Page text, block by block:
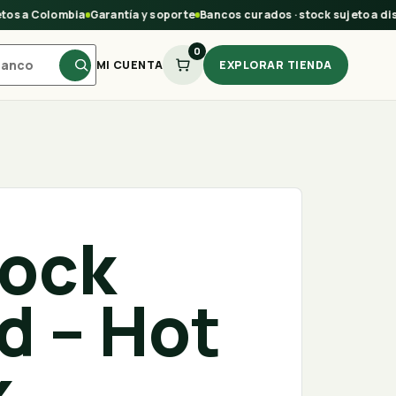
Colombia Garantía y soporte Bancos curados · stock sujeto a
MI CUENTA
0
EXPLORAR TIENDA
– Hot